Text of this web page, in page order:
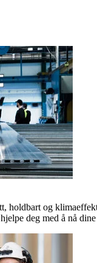
holdbart og
deg med å nå